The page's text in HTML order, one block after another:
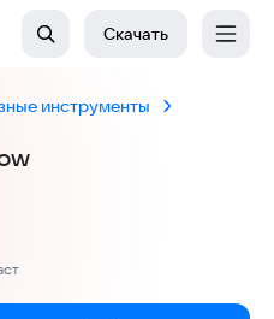
Скачать
инструменты